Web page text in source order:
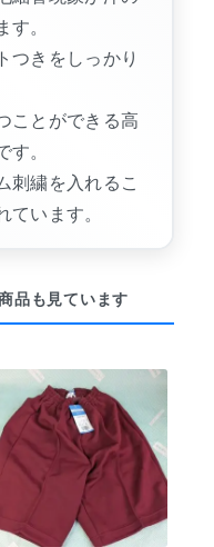
す。
つきをしっかり
ことができる高
す。
刺繍を入れるこ
ています。
品も見ています